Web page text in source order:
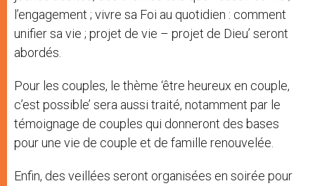
l’engagement ; vivre sa Foi au quotidien : comment
unifier sa vie ; projet de vie – projet de Dieu’ seront
abordés.
Pour les couples, le thème ‘être heureux en couple,
c’est possible’ sera aussi traité, notamment par le
témoignage de couples qui donneront des bases
pour une vie de couple et de famille renouvelée.
Enfin, des veillées seront organisées en soirée pour